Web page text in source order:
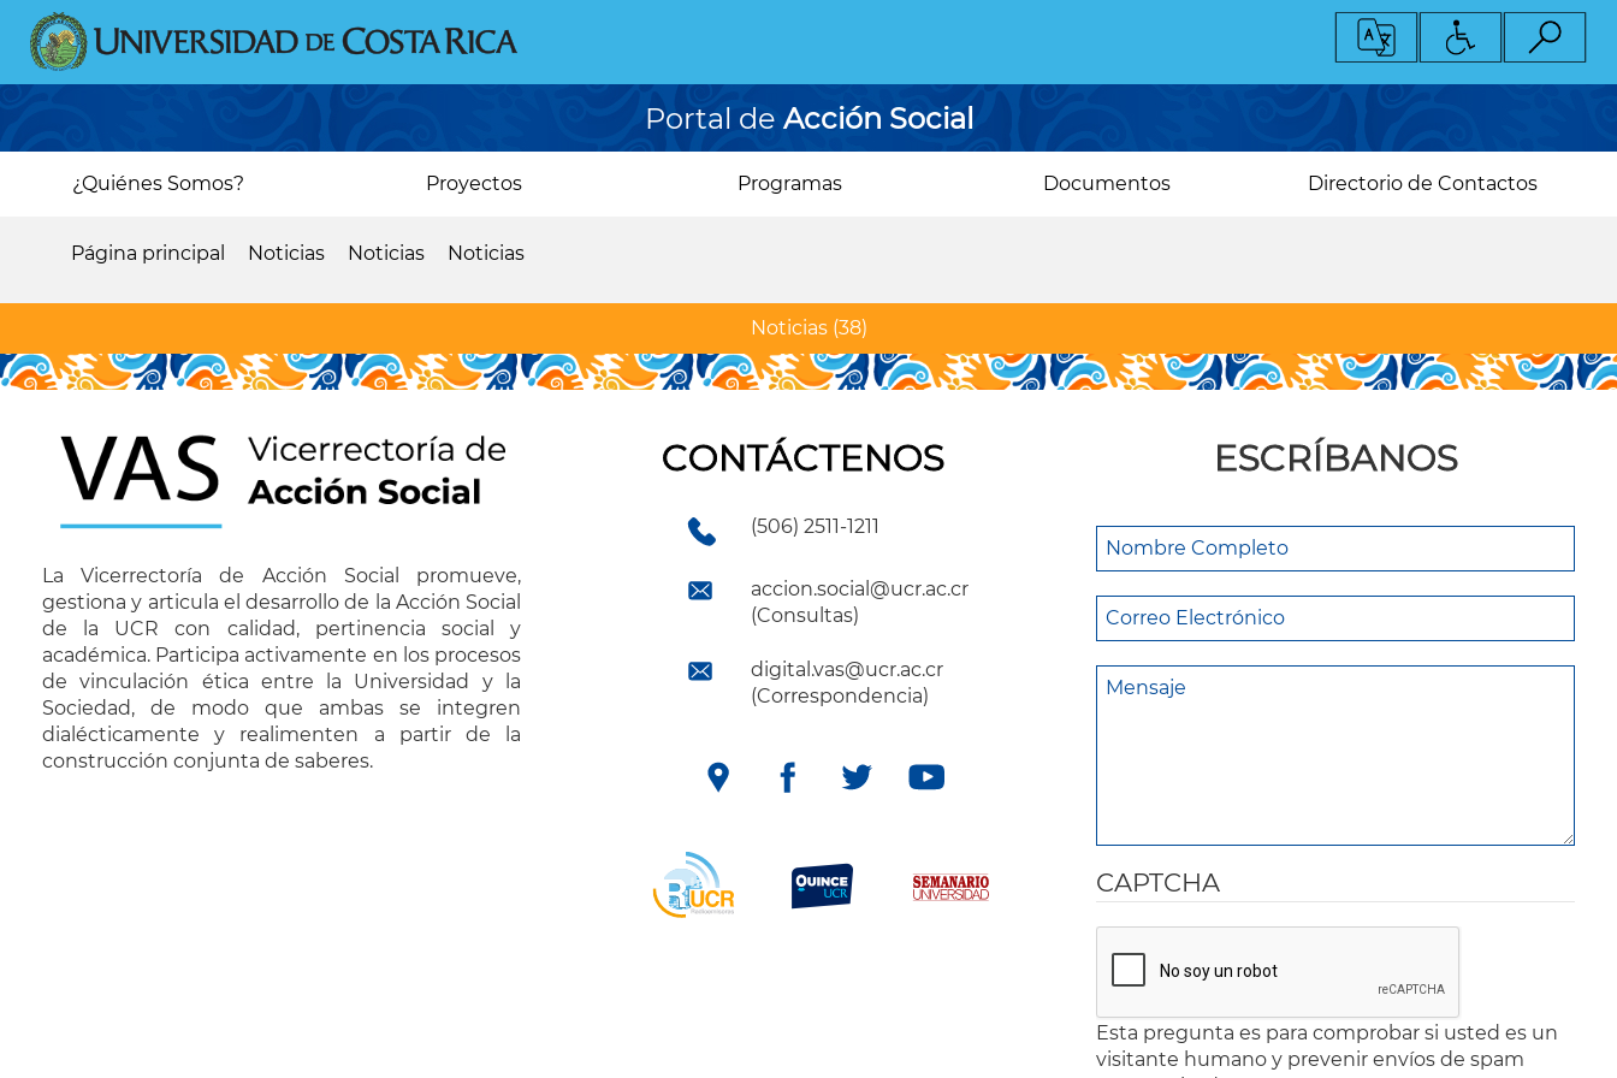
Pasar
contenido
principal
Portal de Acción Social
Main¿Quiénes Somos? Proyectos Programas Documentos Directorio de Contactos
de
ayuda
a
la
navegación
Página principal Noticias Noticias Noticias
Noticias(38)
La Vicerrectoría de Acción Social promueve,
gestiona y articula el desarrollo de la Acción Social
de la UCR con calidad, pertinencia social y
académica. Participa activamente en los procesos
de vinculación ética entre la Universidad y la
Sociedad, de modo que ambas se integren
dialécticamente y realimenten a partir de la
construcción conjunta de saberes.
CONTÁCTENOS
(506) 2511-1211
accion.social@ucr.ac.cr
(Consultas)
digital.vas@ucr.ac.cr
(Correspondencia)
ESCRÍBANOS
CAPTCHA
Esta pregunta es para comprobar si usted es un
visitante humano y prevenir envíos de spam